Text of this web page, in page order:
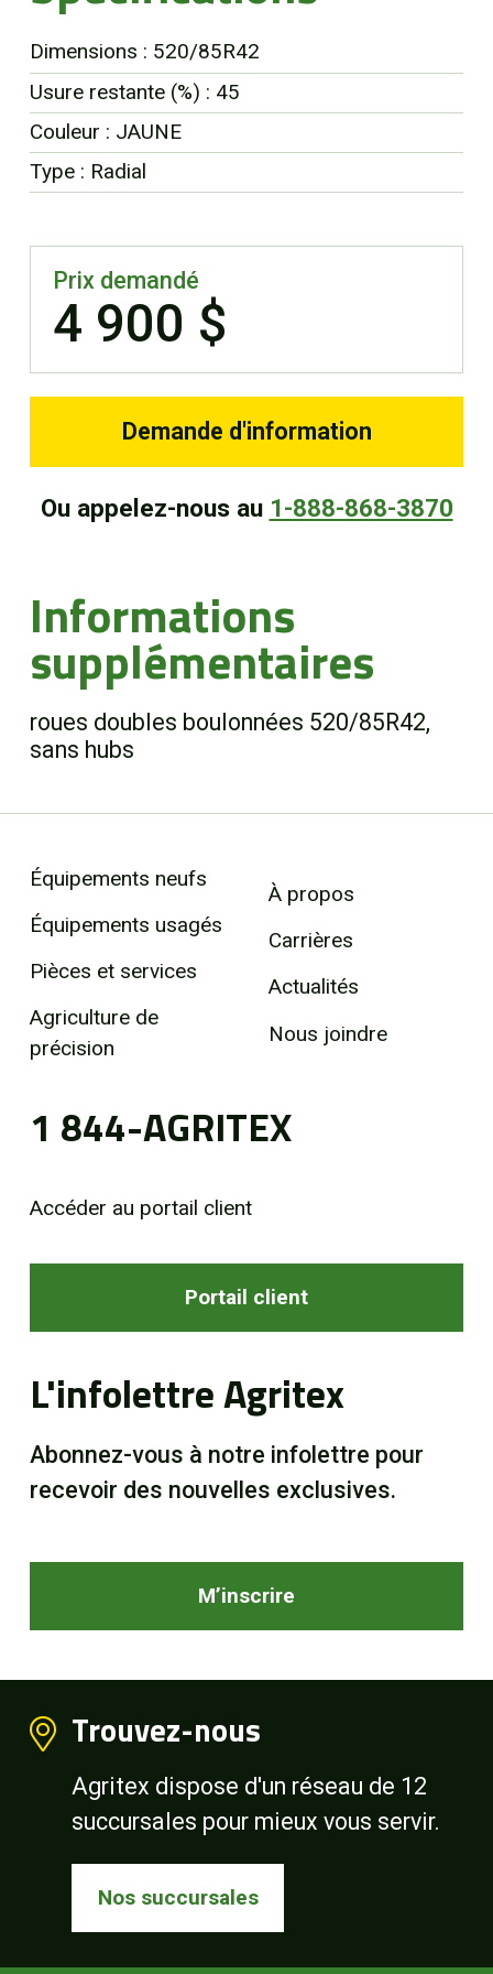
Dimensions : 520/85R42
Usure restante (%) : 45
Couleur : JAUNE
Type : Radial
Prix demandé
4 900 $
Demande d'information
Ou appelez-nous au 1-888-868-3870
Informations
supplémentaires
roues doubles boulonnées 520/85R42,
sans hubs
Équipements neufs
Équipements usagés
Pièces et services
Agriculture de
précision
À propos
Carrières
Actualités
Nous joindre
1 844-AGRITEX
Accéder au portail client
Portail client
L'infolettre Agritex
Abonnez-vous à notre infolettre pour
recevoir des nouvelles exclusives.
M’inscrire
Trouvez-nous
Agritex dispose d'un réseau de 12
succursales pour mieux vous servir.
Nos succursales
EN